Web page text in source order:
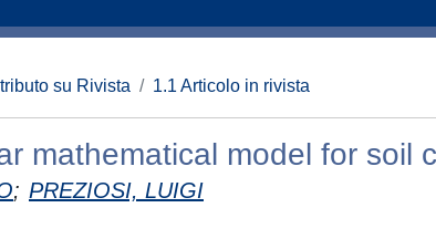
su Rivista 1.1 Articolo in rivista
mathematical model for soil
; PREZIOSI, LUIGI